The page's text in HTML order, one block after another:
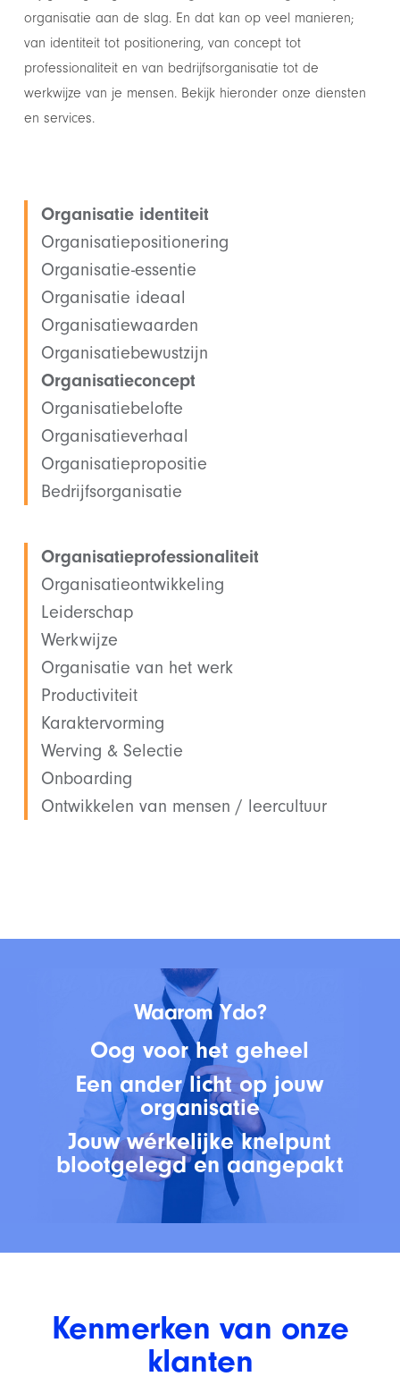
organisatie aan de slag. En dat kan op veel manieren;
van identiteit tot positionering, van concept tot
professionaliteit en van bedrijfsorganisatie tot de
werkwijze van je mensen. Bekijk hieronder onze diensten
en services.
Organisatie identiteit
Organisatiepositionering
Organisatie-essentie
Organisatie ideaal
Organisatiewaarden
Organisatiebewustzijn
Organisatieconcept
Organisatiebelofte
Organisatieverhaal
Organisatiepropositie
Bedrijfsorganisatie
Organisatieprofessionaliteit
Organisatieontwikkeling
Leiderschap
Werkwijze
Organisatie van het werk
Productiviteit
Karaktervorming
Werving & Selectie
Onboarding
Ontwikkelen van mensen / leercultuur
Waarom Ydo?
Oog voor het geheel
Een ander licht op jouw
organisatie
Jouw wérkelijke knelpunt
blootgelegd en aangepakt
Kenmerken van onze
klanten